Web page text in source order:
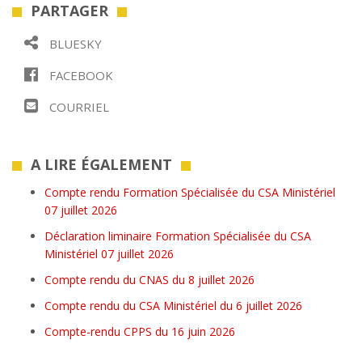
PARTAGER
BLUESKY
FACEBOOK
COURRIEL
A LIRE ÉGALEMENT
Compte rendu Formation Spécialisée du CSA Ministériel
07 juillet 2026
Déclaration liminaire Formation Spécialisée du CSA
Ministériel 07 juillet 2026
Compte rendu du CNAS du 8 juillet 2026
Compte rendu du CSA Ministériel du 6 juillet 2026
Compte-rendu CPPS du 16 juin 2026